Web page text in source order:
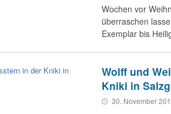
Wochen vor
überraschen
Exemplar bis
Wolff und
Kniki in
30. November